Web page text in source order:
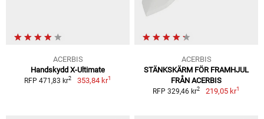
ACERBIS
Handskydd X-Ultimate
RFP 471,83 kr2 353,84 kr1
ACERBIS
STÄNKSKÄRM FÖR FRAMHJUL
FRÅN ACERBIS
RFP 329,46 kr2 219,05 kr1